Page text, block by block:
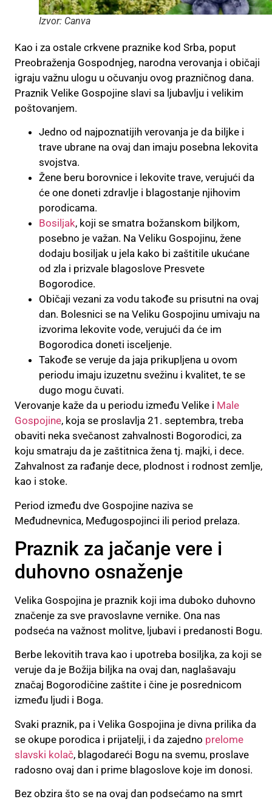
Izvor: Canva
Kao i za ostale crkvene praznike kod Srba, poput
Preobraženja Gospodnjeg, narodna verovanja i običaji
igraju važnu ulogu u očuvanju ovog prazničnog dana.
Praznik Velike Gospojine slavi sa ljubavlju i velikim
poštovanjem.
Jedno od najpoznatijih verovanja je da biljke i
trave ubrane na ovaj dan imaju posebna lekovita
svojstva.
Žene beru borovnice i lekovite trave, verujući da
će one doneti zdravlje i blagostanje njihovim
porodicama.
Bosiljak, koji se smatra božanskom biljkom,
posebno je važan. Na Veliku Gospojinu, žene
dodaju bosiljak u jela kako bi zaštitile ukućane
od zla i prizvale blagoslove Presvete
Bogorodice.
Običaji vezani za vodu takođe su prisutni na ovaj
dan. Bolesnici se na Veliku Gospojinu umivaju na
izvorima lekovite vode, verujući da će im
Bogorodica doneti isceljenje.
Takođe se veruje da jaja prikupljena u ovom
periodu imaju izuzetnu svežinu i kvalitet, te se
dugo mogu čuvati.
Verovanje kaže da u periodu između Velike i Male
Gospojine, koja se proslavlja 21. septembra, treba
obaviti neka svečanost zahvalnosti Bogorodici, za
koju smatraju da je zaštitnica žena tj. majki, i dece.
Zahvalnost za rađanje dece, plodnost i rodnost zemlje,
kao i stoke.
Period između dve Gospojine naziva se
Međudnevnica, Međugospojinci ili period prelaza.
Praznik za jačanje vere i
duhovno osnaženje
Velika Gospojina je praznik koji ima duboko duhovno
značenje za sve pravoslavne vernike. Ona nas
podseća na važnost molitve, ljubavi i predanosti Bogu.
Berbe lekovitih trava kao i upotreba bosiljka, za koji se
veruje da je Božija biljka na ovaj dan, naglašavaju
značaj Bogorodičine zaštite i čine je posrednicom
između ljudi i Boga.
Svaki praznik, pa i Velika Gospojina je divna prilika da
se okupe porodica i prijatelji, i da zajedno prelome
slavski kolač, blagodareći Bogu na svemu, proslave
radosno ovaj dan i prime blagoslove koje im donosi.
Bez obzira što se na ovaj dan podsećamo na smrt